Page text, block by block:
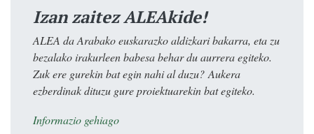
Izan zaitez ALEAkide!
ALEA da Arabako euskarazko aldizkari bakarra, eta zu
bezalako irakurleen babesa behar du aurrera egiteko.
Zuk ere gurekin bat egin nahi al duzu? Aukera
ezberdinak dituzu gure proiektuarekin bat egiteko.
Informazio gehiago